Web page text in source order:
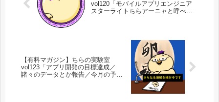
vol120「モバイルアプリエンジニア
スターライトちらアーニャと呼べ／
【有料マガジン】ちらの実験室
vol123「アプリ開発の目標達成／
諸々のデータとか報告／今月の予